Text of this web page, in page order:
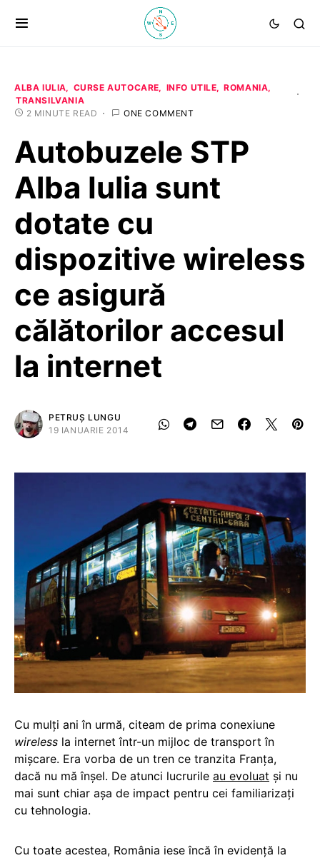
ALBA IULIA CURSE AUTOCARE INFO UTILE
ROMANIA
TRANSILVANIA
2 MINUTE READ
ONE COMMENT
Autobuzele STP
Alba Iulia sunt
dotate cu
dispozitive wireless
ce asigură
călătorilor accesul
la internet
PETRUȘ LUNGU
19 IANUARIE 2014
Cu mulți ani în urmă, citeam de prima conexiune
wireless la internet într-un mijloc de transport în
mișcare. Era vorba de un tren ce tranzita Franța,
dacă nu mă înșel. De atunci lucrurile au evoluat și nu
mai sunt chiar așa de impact pentru cei familiarizați
cu tehnologia.
Cu toate acestea, România iese încă în evidență la